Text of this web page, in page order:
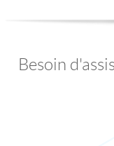
Besoin